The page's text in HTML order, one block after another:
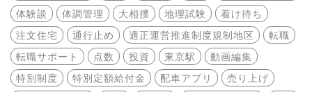
体験談
体調管理 大相撲 地理試験
着け待ち
注文住宅
通行止め 適正運営推進制度規制地区
転職
転職サポート
点数 投資 東京駅
動画編集
特別制度
特別定額給付金 配車アプリ
売り上げ